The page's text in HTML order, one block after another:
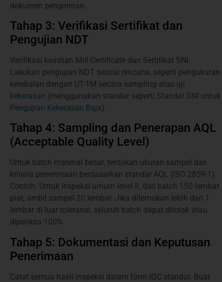
dokumen pengiriman.
Tahap 3: Verifikasi Sertifikat dan
Pengujian NDT
Verifikasi keaslian Mill Certificate dan Sertifikat SNI.
Lakukan pengujian NDT sesuai rencana, seperti pengukuran
ketebalan dengan UT-1M secara sampling atau uji
kekerasan (menggunakan standar seperti Standar SNI untuk
Pengujian Kekerasan Baja).
Tahap 4: Sampling dan Penerapan AQL
(Acceptable Quality Level)
Untuk batch material besar, tentukan ukuran sampel dan
kriteria penerimaan berdasarkan standar AQL (ISO 2859-1).
Contoh: Untuk inspeksi umum level II, dari batch 150 lembar
plat, ambil sampel 20 lembar. Jika ditemukan lebih dari 1
lembar di luar toleransi, seluruh batch dapat ditolak atau
diperiksa 100%.
Tahap 5: Dokumentasi dan Keputusan
Penerimaan
Catat semua hasil inspeksi dalam form IQC standar. Buat